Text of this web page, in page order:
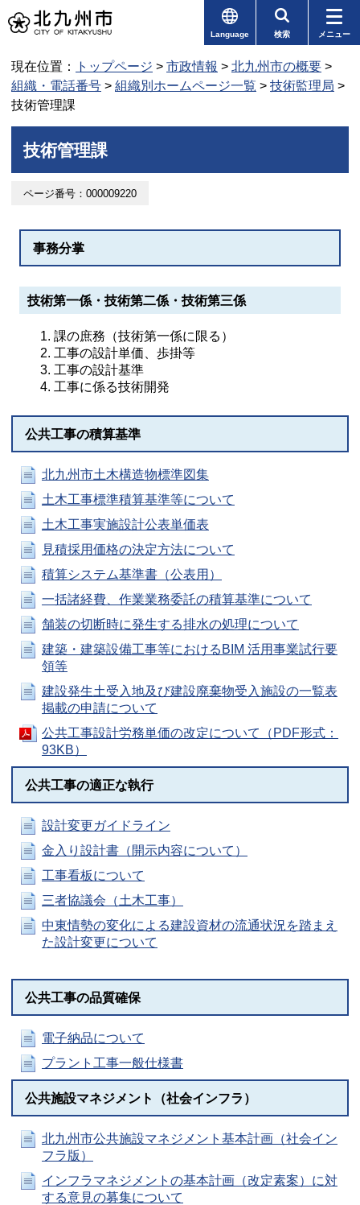
Language 検索 メニュー
現在位置： トップページ > 市政情報 > 北九州市の概要 >
組織・電話番号 > 組織別ホームページ一覧 > 技術監理局 >
技術管理課
技術管理課
ページ番号：000009220
事務分掌
技術第一係・技術第二係・技術第三係
課の庶務（技術第一係に限る）
工事の設計単価、歩掛等
工事の設計基準
工事に係る技術開発
公共工事の積算基準
北九州市土木構造物標準図集
土木工事標準積算基準等について
土木工事実施設計公表単価表
見積採用価格の決定方法について
積算システム基準書（公表用）
一括諸経費、作業業務委託の積算基準について
舗装の切断時に発生する排水の処理について
建築・建築設備工事等におけるBIM 活用事業試行要
領等
建設発生土受入地及び建設廃棄物受入施設の一覧表
掲載の申請について
公共工事設計労務単価の改定について（PDF形式：
93KB）
公共工事の適正な執行
設計変更ガイドライン
金入り設計書（開示内容について）
工事看板について
三者協議会（土木工事）
中東情勢の変化による建設資材の流通状況を踏まえ
た設計変更について
公共工事の品質確保
電子納品について
プラント工事一般仕様書
公共施設マネジメント（社会インフラ）
北九州市公共施設マネジメント基本計画（社会イン
フラ版）
インフラマネジメントの基本計画（改定素案）に対
する意見の募集について